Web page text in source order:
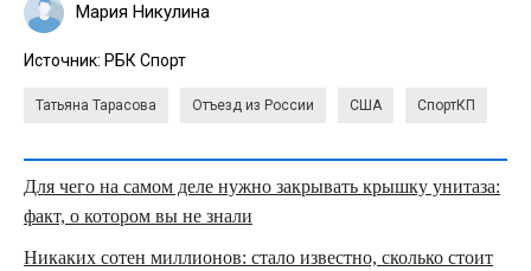
Мария Никулина
Источник: РБК Спорт
Татьяна Тарасова Отъезд из России США СпортКП
Для чего на самом деле нужно закрывать крышку унитаза:
факт, о котором вы не знали
Никаких сотен миллионов: стало известно, сколько стоит